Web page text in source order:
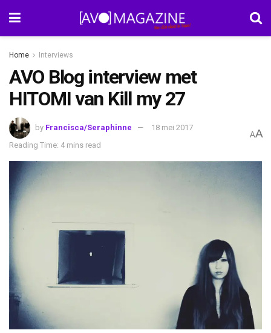
Home Interviews
AVO Blog interview met
HITOMI van Kill my 27
by Francisca/Seraphinne
18 mei 2017
Reading Time: 4 mins read
AA